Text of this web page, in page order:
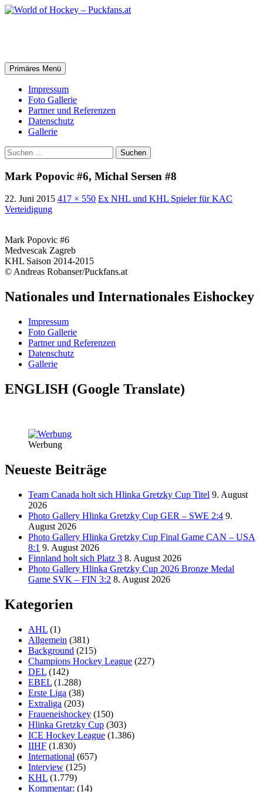
Zum
Suchen
Primäres Menü
Impressum
Foto Gallerie
Partner und Referenzen
Datenschutz
Gallerie
Suchen
nach:
Mark Popovic #6, Michal Sersen #8
22. Juni 2015 417 × 550 Ex NHL und KHL Spieler für KAC
Verteidigung
Mark Popovic #6
Medvescak Zagreb
KHL Saison 2014-2015
© Andreas Robanser/Puckfans.at
Nationales und Internationales Eishockey
Impressum
Foto Gallerie
Partner und Referenzen
Datenschutz
Gallerie
ENGLISH (Google Translate)
Werbung
Neueste Beiträge
Team Canada holt sich Hlinka Gretzky Cup Titel 9. August
2026
Photo Gallery Hlinka Gretzky Cup GER – SWE 2:4 9.
August 2026
Photo Gallery Hlinka Gretzky Cup Final Game CAN – USA
8:1 9. August 2026
Finnland holt sich Platz 3 8. August 2026
Photo Gallery Hlinka Gretzky Cup 2026 Bronze Medal
Game SVK – FIN 3:2 8. August 2026
Kategorien
AHL (1)
Allgemein (381)
Background (215)
Champions Hockey League (227)
DEL (142)
EBEL (1.288)
Erste Liga (38)
Extraliga (203)
Fraueneishockey (150)
Hlinka Gretzky Cup (303)
ICE Hockey League (1.386)
IIHF (1.830)
International (657)
Interview (125)
KHL (1.779)
Kommentar: (14)